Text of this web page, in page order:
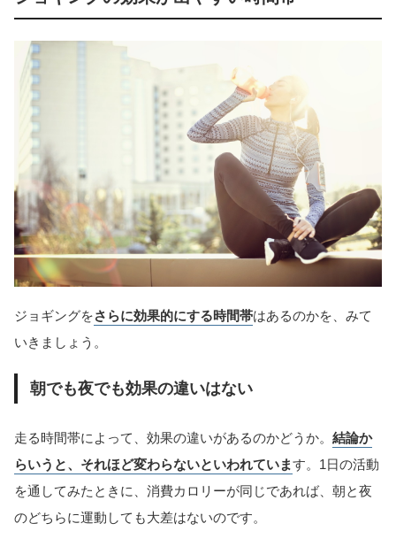
ジョギングをさらに効果的にする時間帯はあるのかを、みて
いきましょう。
朝でも夜でも効果の違いはない
走る時間帯によって、効果の違いがあるのかどうか。 結論か
らいうと、それほど変わらないといわれています。1日の活動
を通してみたときに、消費カロリーが同じであれば、朝と夜
のどちらに運動しても大差はないのです。